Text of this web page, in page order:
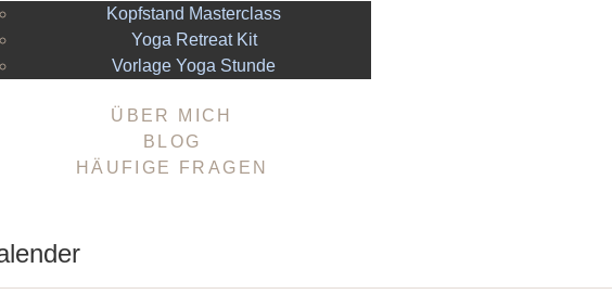
Kopfstand Masterclass
Yoga Retreat Kit
Vorlage Yoga Stunde
ÜBER MICH
BLOG
HÄUFIGE FRAGEN